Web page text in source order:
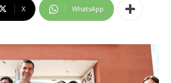
X WhatsApp